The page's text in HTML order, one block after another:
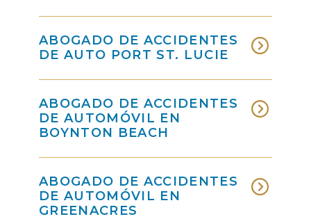
ABOGADO DE ACCIDENTES
DE AUTO PORT ST. LUCIE
ABOGADO DE ACCIDENTES
DE AUTOMÓVIL EN
BOYNTON BEACH
ABOGADO DE ACCIDENTES
DE AUTOMÓVIL EN
GREENACRES